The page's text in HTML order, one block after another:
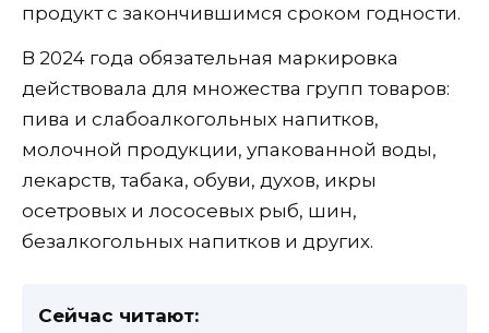
продукт с закончившимся сроком годности.
В 2024 года обязательная маркировка
действовала для множества групп товаров:
пива и слабоалкогольных напитков,
молочной продукции, упакованной воды,
лекарств, табака, обуви, духов, икры
осетровых и лососевых рыб, шин,
безалкогольных напитков и других.
Сейчас читают: